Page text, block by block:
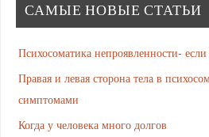
САМЫЕ НОВЫЕ СТАТЬИ
Психосоматика непроявленности- если
Правая и левая сторона тела в
симптомами
Когда у человека много долгов